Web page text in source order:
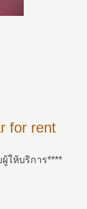
for rent
ผู้ให้บริการ****